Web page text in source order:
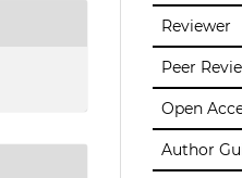
Reviewer
Peer
Open
Author